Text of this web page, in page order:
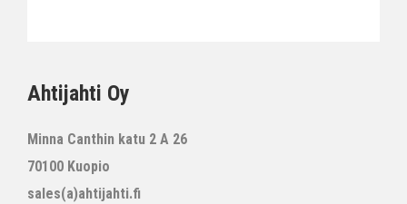
Ahtijahti Oy
Minna Canthin katu 2 A 26
70100 Kuopio
sales(a)ahtijahti.fi